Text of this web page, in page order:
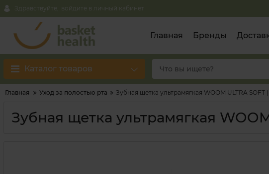
Здравствуйте, войдите в личный кабинет
Главная Бренды
Каталог товаров
Главная Уход за полостью рта Зубная щетка ультрамягкая WOOM ULTRA SOFT
Зубная щетка ультрамягкая